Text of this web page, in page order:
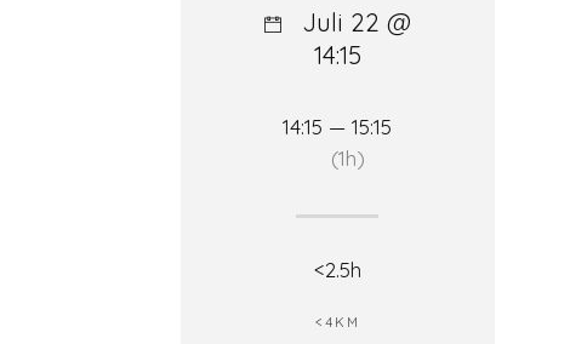
Juli 22 @
14:15
14:15 — 15:15
(1h)
<2.5h
<4KM